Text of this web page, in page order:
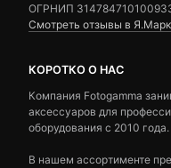
ОГРНИП
Смотреть отзывы в
КОРОТКО О НАС
Компания Fotogamma
аксессуаров для
оборудования с 2010 года.
В нашем ассортименте